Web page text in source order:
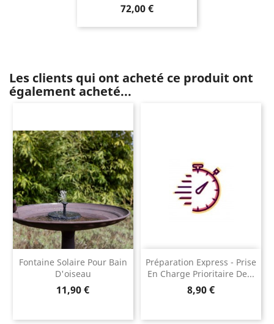
Prix
72,00 €
Les clients qui ont acheté ce produit ont
également acheté...
Fontaine Solaire Pour Bain
D'oiseau
Prix
11,90 €
Préparation Express - Prise
En Charge Prioritaire De...
Prix
8,90 €